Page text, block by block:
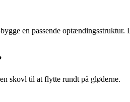
en passende
skovl til at flytte rundt på gløderne.